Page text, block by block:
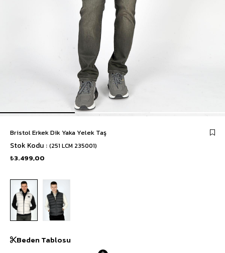
Bristol Erkek Dik Yaka Yelek Taş
Stok Kodu (251 LCM 235001)
₺3.499,00
Beden Tablosu